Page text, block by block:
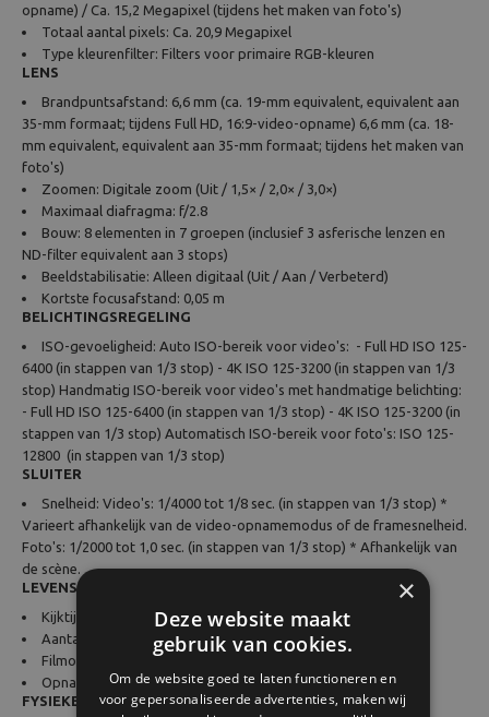
opname) / Ca. 15,2 Megapixel (tijdens het maken van foto's)
Totaal aantal pixels: Ca. 20,9 Megapixel
Type kleurenfilter: Filters voor primaire RGB-kleuren
LENS
Brandpuntsafstand: 6,6 mm (ca. 19-mm equivalent, equivalent aan
35-mm formaat; tijdens Full HD, 16:9-video-opname) 6,6 mm (ca. 18-
mm equivalent, equivalent aan 35-mm formaat; tijdens het maken van
foto's)
Zoomen: Digitale zoom (Uit / 1,5× / 2,0× / 3,0×)
Maximaal diafragma: f/2.8
Bouw: 8 elementen in 7 groepen (inclusief 3 asferische lenzen en
ND-filter equivalent aan 3 stops)
Beeldstabilisatie: Alleen digitaal (Uit / Aan / Verbeterd)
Kortste focusafstand: 0,05 m
BELICHTINGSREGELING
ISO-gevoeligheid: Auto ISO-bereik voor video's: - Full HD ISO 125-
6400 (in stappen van 1/3 stop) - 4K ISO 125-3200 (in stappen van 1/3
stop) Handmatig ISO-bereik voor video's met handmatige belichting:
- Full HD ISO 125-6400 (in stappen van 1/3 stop) - 4K ISO 125-3200 (in
stappen van 1/3 stop) Automatisch ISO-bereik voor foto's: ISO 125-
12800 (in stappen van 1/3 stop)
SLUITER
Snelheid: Video's: 1/4000 tot 1/8 sec. (in stappen van 1/3 stop) *
Varieert afhankelijk van de video-opnamemodus of de framesnelheid.
Foto's: 1/2000 tot 1,0 sec. (in stappen van 1/3 stop) * Afhankelijk van
de scène.
LEVENSDUUR ACCU
Kijktijd: Afspeeltijd 4K: circa 2 uur 40 min.
Aantal mogelijke opnamen: Ca. 290
Filmopnametijd: Opnametijd 4K-video: circa 55 min.
Opnametijd Full HD-video: circa 1 uur 20 min.
FYSIEKE SPECIFICATIES
×
Deze website maakt
gebruik van cookies.
Om de website goed te laten functioneren en
voor gepersonaliseerde advertenties, maken wij